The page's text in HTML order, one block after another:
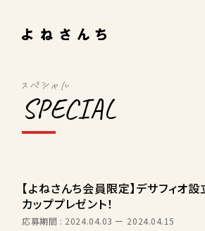
SPECIAL
【よねさんち会員限定】デサフィオ
カッププレゼント！
応募期間 : 2024.04.03 2024.04.15